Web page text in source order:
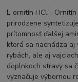
L-ornitín HCl -
prirodzene
prítomnosť ďalšej
ktorá sa nachádza aj
rybách, ale aj
doplnkoch stravy sa
vyznačuje výbornou